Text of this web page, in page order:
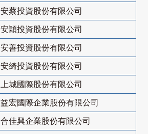
安蔡投資股份有限公司
安穎投資股份有限公司
安善投資股份有限公司
安綺投資股份有限公司
上城國際股份有限公司
益宏國際企業股份有限公司
合佳興企業股份有限公司